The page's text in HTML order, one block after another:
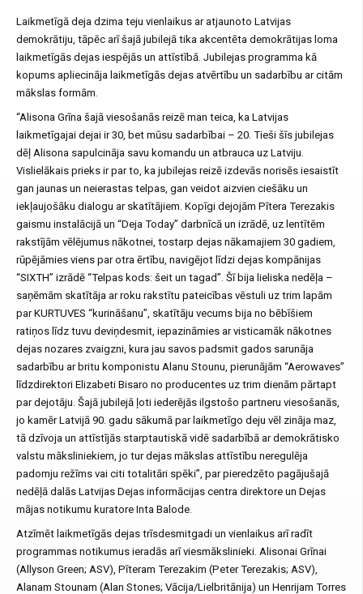
Laikmetīgā deja dzima teju vienlaikus ar atjaunoto Latvijas
demokrātiju, tāpēc arī šajā jubilejā tika akcentēta demokrātijas loma
laikmetīgās dejas iespējās un attīstībā. Jubilejas programma kā
kopums apliecināja laikmetīgās dejas atvērtību un sadarbību ar citām
mākslas formām.
“Alisona Grīna šajā viesošanās reizē man teica, ka Latvijas
laikmetīgajai dejai ir 30, bet mūsu sadarbībai – 20. Tieši šīs jubilejas
dēļ Alisona sapulcināja savu komandu un atbrauca uz Latviju.
Vislielākais prieks ir par to, ka jubilejas reizē izdevās norisēs iesaistīt
gan jaunas un neierastas telpas, gan veidot aizvien ciešāku un
iekļaujošāku dialogu ar skatītājiem. Kopīgi dejojām Pītera Terezakis
gaismu instalācijā un “Deja Today” darbnīcā un izrādē, uz lentītēm
rakstījām vēlējumus nākotnei, tostarp dejas nākamajiem 30 gadiem,
rūpējāmies viens par otra ērtību, navigējot līdzi dejas kompānijas
“SIXTH” izrādē “Telpas kods: šeit un tagad”. Šī bija lieliska nedēļa –
saņēmām skatītāja ar roku rakstītu pateicības vēstuli uz trim lapām
par KURTUVES “kurināšanu”, skatītāju vecums bija no bēbīšiem
ratiņos līdz tuvu deviņdesmit, iepazināmies ar visticamāk nākotnes
dejas nozares zvaigzni, kura jau savos padsmit gados sarunāja
sadarbību ar britu komponistu Alanu Stounu, pierunājām “Aerowaves”
līdzdirektori Elizabeti Bisaro no producentes uz trim dienām pārtapt
par dejotāju. Šajā jubilejā ļoti iederējās ilgstošo partneru viesošanās,
jo kamēr Latvijā 90. gadu sākumā par laikmetīgo deju vēl zināja maz,
tā dzīvoja un attīstījās starptautiskā vidē sadarbībā ar demokrātisko
valstu māksliniekiem, jo tur dejas mākslas attīstību neregulēja
padomju režīms vai citi totalitāri spēki”, par pieredzēto pagājušajā
nedēļā dalās Latvijas Dejas informācijas centra direktore un Dejas
mājas notikumu kuratore Inta Balode.
Atzīmēt laikmetīgās dejas trīsdesmitgadi un vienlaikus arī radīt
programmas notikumus ieradās arī viesmākslinieki. Alisonai Grīnai
(Allyson Green; ASV), Pīteram Terezakim (Peter Terezakis; ASV),
Alanam Stounam (Alan Stones; Vācija/Lielbritānija) un Henrijam Torres